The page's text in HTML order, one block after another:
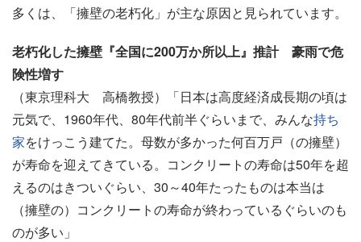
多くは、「擁壁の老朽化」が主な原因と見られています。
老朽化した擁壁『全国に200万か所以上』推計 豪雨で危
険性増す
（東京理科大 高橋教授）「日本は高度経済成長期の頃は
元気で、1960年代、80年代前半ぐらいまで、みんな持ち
家をけっこう建てた。母数が多かった何百万戸（の擁壁）
が寿命を迎えてきている。コンクリートの寿命は50年を超
えるのはきついぐらい、30～40年たったものは本当は
（擁壁の）コンクリートの寿命が終わっているぐらいのも
のが多い」